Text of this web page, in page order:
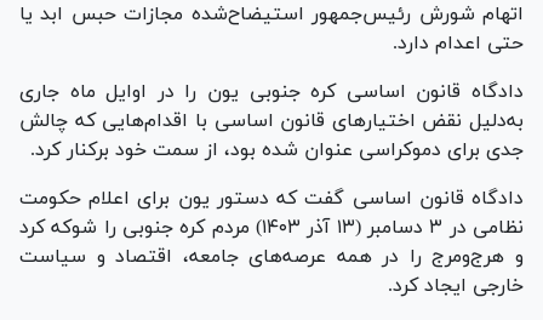
اتهام شورش رئیس‌جمهور استیضاح‌شده مجازات حبس ابد یا
حتی اعدام دارد.
دادگاه قانون اساسی کره جنوبی یون را در اوایل ماه جاری
به‌دلیل نقض اختیار‌های قانون اساسی با اقدام‌هایی که چالش
جدی برای دموکراسی عنوان شده بود، از سمت خود برکنار کرد.
دادگاه قانون اساسی گفت که دستور یون برای اعلام حکومت
نظامی در ۳ دسامبر (۱۳ آذر ۱۴۰۳) مردم کره جنوبی را شوکه کرد
و هرج‌ومرج را در همه عرصه‌های جامعه، اقتصاد و سیاست
خارجی ایجاد کرد.